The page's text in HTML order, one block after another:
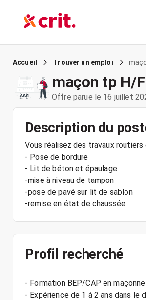
Accueil Trouver un emploi
maçon tp H/F
Offre parue le 16 juillet
Description du
Vous réalisez des travaux
- Pose de bordure
- Lit de béton et épaulage
-mise à niveau de tampon
-pose de pavé sur lit de sablon
Profil recherché
- Formation BEP/CAP en
- Expérience de 1 à 2 ans dans le